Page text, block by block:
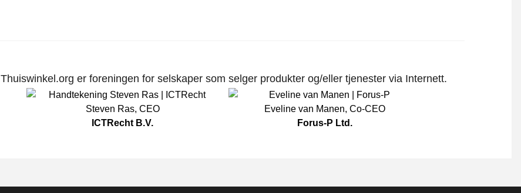
Thuiswinkel.org er foreningen for selskaper som selger produkter og/eller tjenester via Internett.
Steven Ras, CEO
ICTRecht B.V.
Eveline van Manen, Co-CEO
Forus-P Ltd.